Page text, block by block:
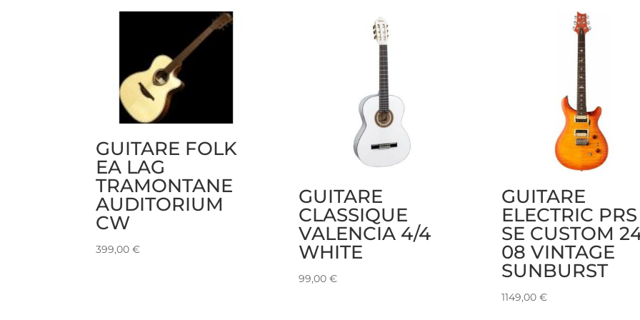
GUITARE FOLK
EA LAG
TRAMONTANE
AUDITORIUM
CW
399,00€
GUITARE
CLASSIQUE
VALENCIA 4/4
WHITE
99,00 €
GUITARE
ELECTRIC PRS
SE CUSTOM
08 VINTAGE
SUNBURST
1149,00 €